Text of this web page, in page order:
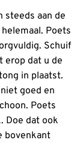
steeds aan de
Poets
Schuif
erop dat u de
in plaatst.
goed en
Poets
Doe dat ook
bovenkant